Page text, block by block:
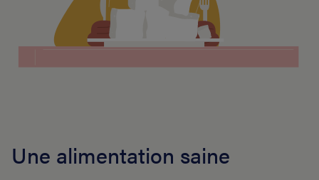
Une alimentation saine